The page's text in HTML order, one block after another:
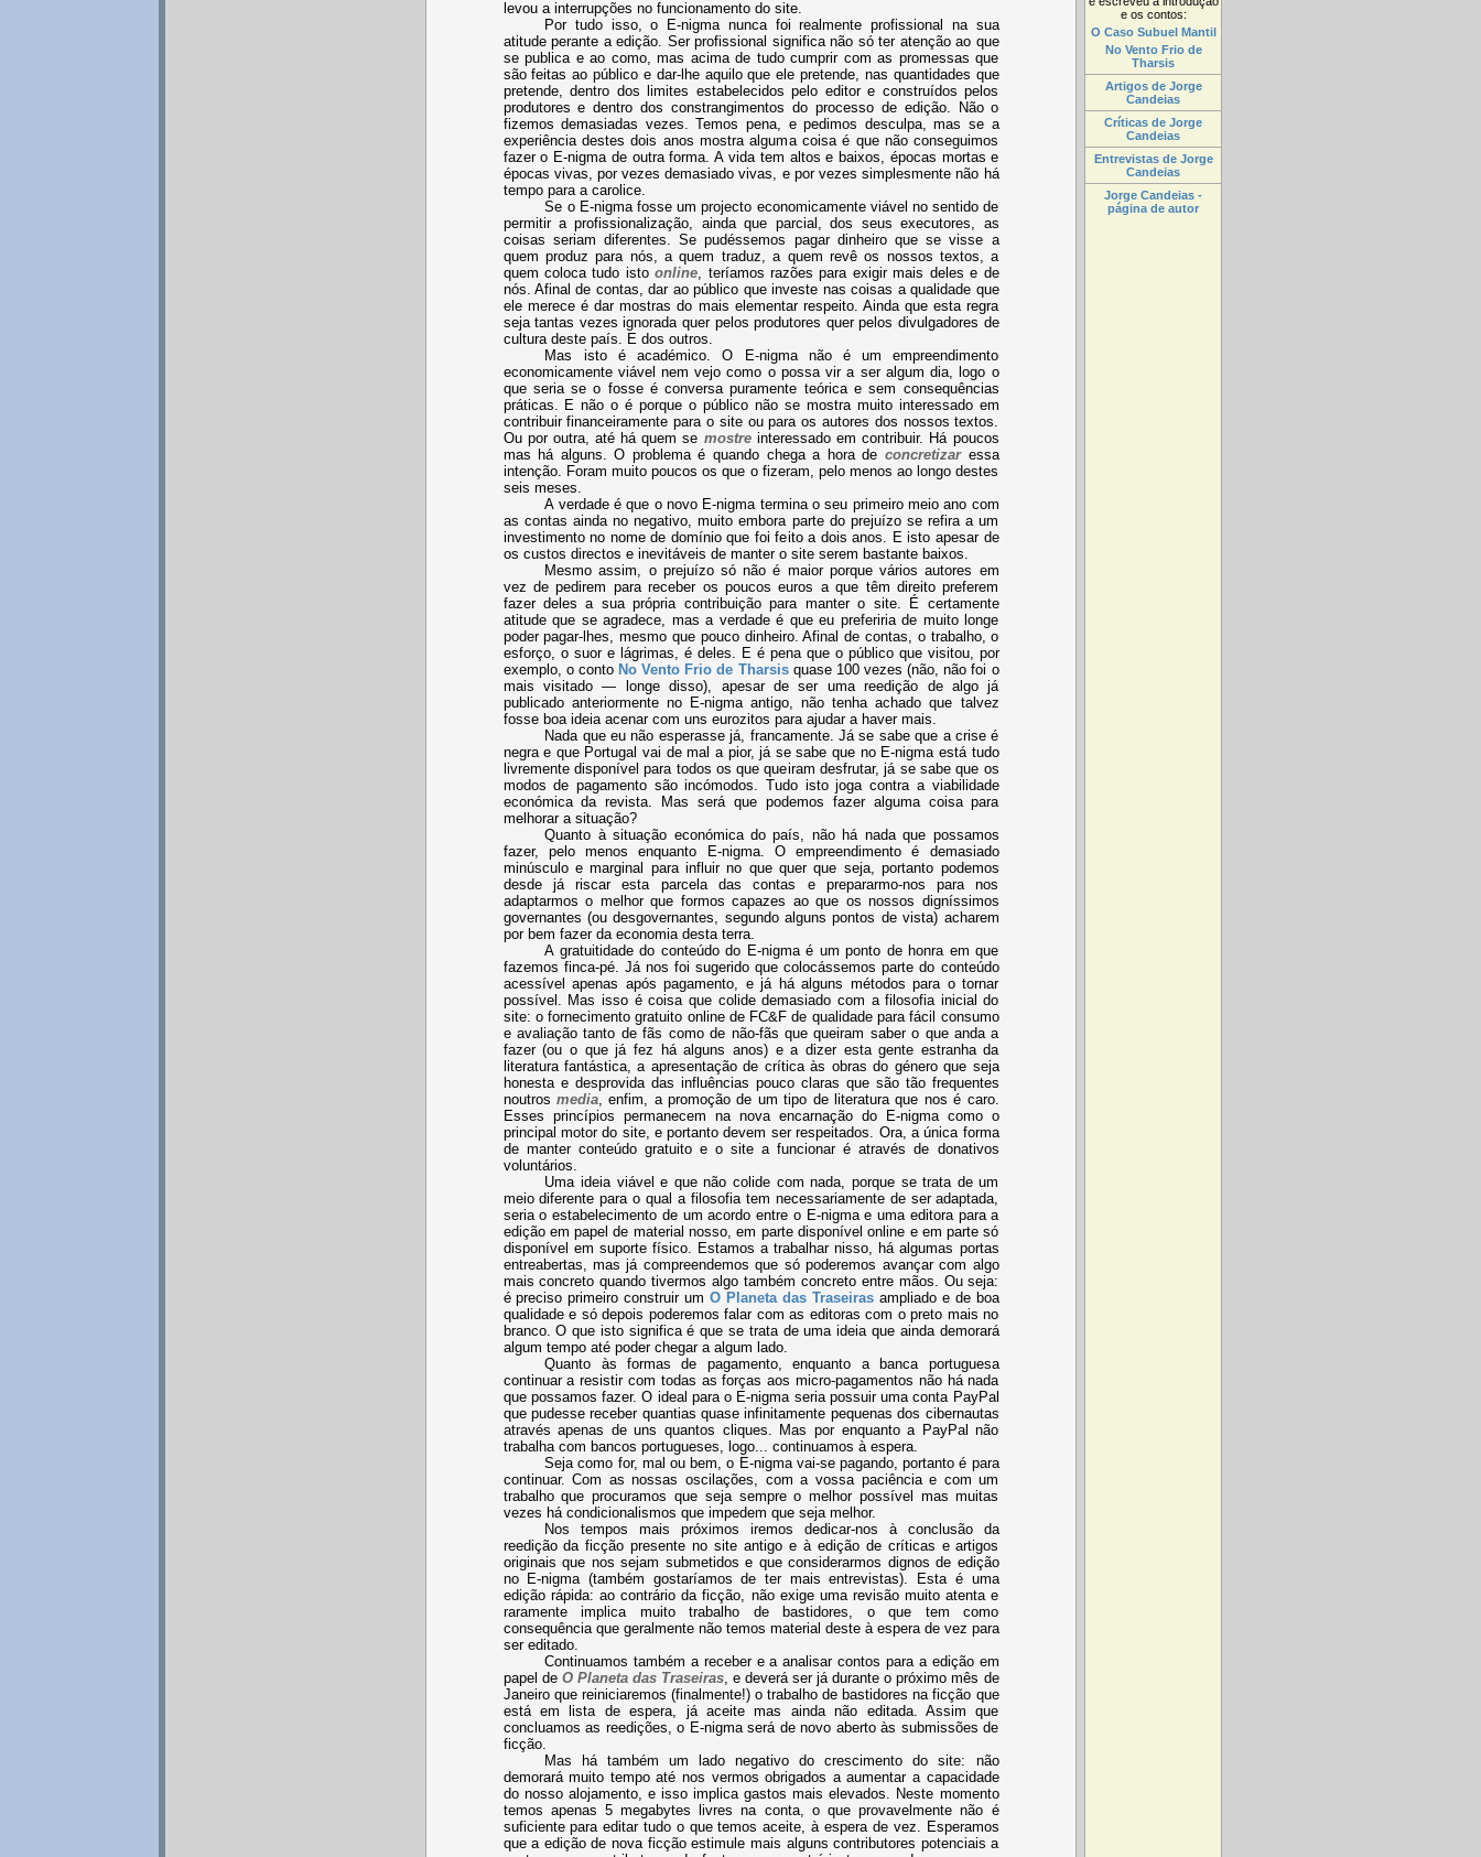
levou a interrupções no funcionamento do site.
Por tudo isso, o E-nigma nunca foi realmente profissional na sua
atitude perante a edição. Ser profissional significa não só ter atenção ao que
se publica e ao como, mas acima de tudo cumprir com as promessas que
são feitas ao público e dar-lhe aquilo que ele pretende, nas quantidades que
pretende, dentro dos limites estabelecidos pelo editor e construídos pelos
produtores e dentro dos constrangimentos do processo de edição. Não o
fizemos demasiadas vezes. Temos pena, e pedimos desculpa, mas se a
experiência destes dois anos mostra alguma coisa é que não conseguimos
fazer o E-nigma de outra forma. A vida tem altos e baixos, épocas mortas e
épocas vivas, por vezes demasiado vivas, e por vezes simplesmente não há
tempo para a carolice.
Se o E-nigma fosse um projecto economicamente viável no sentido de
permitir a profissionalização, ainda que parcial, dos seus executores, as
coisas seriam diferentes. Se pudéssemos pagar dinheiro que se visse a
quem produz para nós, a quem traduz, a quem revê os nossos textos, a
quem coloca tudo istoonline, teríamos razões para exigir mais deles e de
nós. Afinal de contas, dar ao público que investe nas coisas a qualidade que
ele merece é dar mostras do mais elementar respeito. Ainda que esta regra
seja tantas vezes ignorada quer pelos produtores quer pelos divulgadores de
cultura deste país. E dos outros.
Mas isto é académico. O E-nigma não é um empreendimento
economicamente viável nem vejo como o possa vir a ser algum dia, logo o
que seria se o fosse é conversa puramente teórica e sem consequências
práticas. E não o é porque o público não se mostra muito interessado em
contribuir financeiramente para o site ou para os autores dos nossos textos.
Ou por outra, até há quem se mostreinteressado em contribuir. Há poucos
mas há alguns. O problema é quando chega a hora de concretizaressa
intenção. Foram muito poucos os que o fizeram, pelo menos ao longo destes
seis meses.
A verdade é que o novo E-nigma termina o seu primeiro meio ano com
as contas ainda no negativo, muito embora parte do prejuízo se refira a um
investimento no nome de domínio que foi feito a dois anos. E isto apesar de
os custos directos e inevitáveis de manter o site serem bastante baixos.
Mesmo assim, o prejuízo só não é maior porque vários autores em
vez de pedirem para receber os poucos euros a que têm direito preferem
fazer deles a sua própria contribuição para manter o site. É certamente
atitude que se agradece, mas a verdade é que eu preferiria de muito longe
poder pagar-lhes, mesmo que pouco dinheiro. Afinal de contas, o trabalho, o
esforço, o suor e lágrimas, é deles. E é pena que o público que visitou, por
exemplo, o conto No Vento Frio de Tharsisquase 100 vezes (não, não foi o
mais visitado — longe disso), apesar de ser uma reedição de algo já
publicado anteriormente no E-nigma antigo, não tenha achado que talvez
fosse boa ideia acenar com uns eurozitos para ajudar a haver mais.
Nada que eu não esperasse já, francamente. Já se sabe que a crise é
negra e que Portugal vai de mal a pior, já se sabe que no E-nigma está tudo
livremente disponível para todos os que queiram desfrutar, já se sabe que os
modos de pagamento são incómodos. Tudo isto joga contra a viabilidade
económica da revista. Mas será que podemos fazer alguma coisa para
melhorar a situação?
Quanto à situação económica do país, não há nada que possamos
fazer, pelo menos enquanto E-nigma. O empreendimento é demasiado
minúsculo e marginal para influir no que quer que seja, portanto podemos
desde já riscar esta parcela das contas e prepararmo-nos para nos
adaptarmos o melhor que formos capazes ao que os nossos digníssimos
governantes (ou desgovernantes, segundo alguns pontos de vista) acharem
por bem fazer da economia desta terra.
A gratuitidade do conteúdo do E-nigma é um ponto de honra em que
fazemos finca-pé. Já nos foi sugerido que colocássemos parte do conteúdo
acessível apenas após pagamento, e já há alguns métodos para o tornar
possível. Mas isso é coisa que colide demasiado com a filosofia inicial do
site: o fornecimento gratuito online de FC&F de qualidade para fácil consumo
e avaliação tanto de fãs como de não-fãs que queiram saber o que anda a
fazer (ou o que já fez há alguns anos) e a dizer esta gente estranha da
literatura fantástica, a apresentação de crítica às obras do género que seja
honesta e desprovida das influências pouco claras que são tão frequentes
noutros media, enfim, a promoção de um tipo de literatura que nos é caro.
Esses princípios permanecem na nova encarnação do E-nigma como o
principal motor do site, e portanto devem ser respeitados. Ora, a única forma
de manter conteúdo gratuito e o site a funcionar é através de donativos
voluntários.
Uma ideia viável e que não colide com nada, porque se trata de um
meio diferente para o qual a filosofia tem necessariamente de ser adaptada,
seria o estabelecimento de um acordo entre o E-nigma e uma editora para a
edição em papel de material nosso, em parte disponível online e em parte só
disponível em suporte físico. Estamos a trabalhar nisso, há algumas portas
entreabertas, mas já compreendemos que só poderemos avançar com algo
mais concreto quando tivermos algo também concreto entre mãos. Ou seja:
é preciso primeiro construir umO Planeta das Traseirasampliado e de boa
qualidade e só depois poderemos falar com as editoras com o preto mais no
branco. O que isto significa é que se trata de uma ideia que ainda demorará
algum tempo até poder chegar a algum lado.
Quanto às formas de pagamento, enquanto a banca portuguesa
continuar a resistir com todas as forças aos micro-pagamentos não há nada
que possamos fazer. O ideal para o E-nigma seria possuir uma conta PayPal
que pudesse receber quantias quase infinitamente pequenas dos cibernautas
através apenas de uns quantos cliques. Mas por enquanto a PayPal não
trabalha com bancos portugueses, logo... continuamos à espera.
Seja como for, mal ou bem, o E-nigma vai-se pagando, portanto é para
continuar. Com as nossas oscilações, com a vossa paciência e com um
trabalho que procuramos que seja sempre o melhor possível mas muitas
vezes há condicionalismos que impedem que seja melhor.
Nos tempos mais próximos iremos dedicar-nos à conclusão da
reedição da ficção presente no site antigo e à edição de críticas e artigos
originais que nos sejam submetidos e que considerarmos dignos de edição
no E-nigma (também gostaríamos de ter mais entrevistas). Esta é uma
edição rápida: ao contrário da ficção, não exige uma revisão muito atenta e
raramente implica muito trabalho de bastidores, o que tem como
consequência que geralmente não temos material deste à espera de vez para
ser editado.
Continuamos também a receber e a analisar contos para a edição em
papel de O Planeta das Traseiras, e deverá ser já durante o próximo mês de
Janeiro que reiniciaremos (finalmente!) o trabalho de bastidores na ficção que
está em lista de espera, já aceite mas ainda não editada. Assim que
concluamos as reedições, o E-nigma será de novo aberto às submissões de
ficção.
Mas há também um lado negativo do crescimento do site: não
demorará muito tempo até nos vermos obrigados a aumentar a capacidade
do nosso alojamento, e isso implica gastos mais elevados. Neste momento
temos apenas 5 megabytes livres na conta, o que provavelmente não é
suficiente para editar tudo o que temos aceite, à espera de vez. Esperamos
que a edição de nova ficção estimule mais alguns contributores potenciais a
e os contos:
O Caso Subuel Mantil
No Vento Frio de
Tharsis
Artigos de Jorge
Candeias
Críticas de Jorge
Candeias
Entrevistas de Jorge
Candeias
Jorge Candeias -
página de autor